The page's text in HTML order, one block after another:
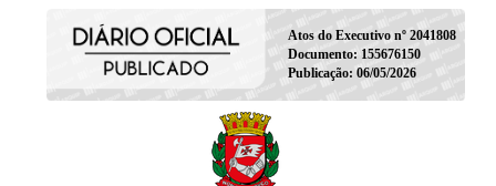
Atos do Executivo nº 2041808
Documento: 155676150
Publicação: 06/05/2026